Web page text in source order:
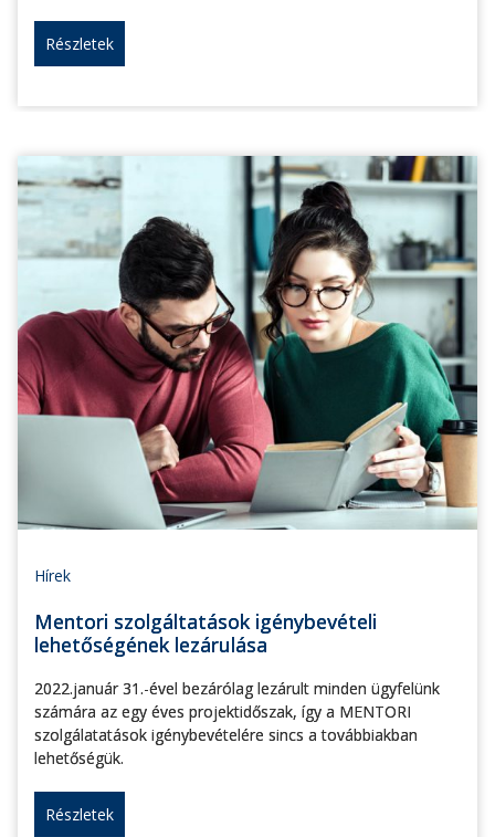
Részletek
Hírek
Mentori szolgáltatások igénybevételi
lehetőségének lezárulása
2022.január 31.-ével bezárólag lezárult minden ügyfelünk
számára az egy éves projektidőszak, így a MENTORI
szolgálatatások igénybevételére sincs a továbbiakban
lehetőségük.
Részletek